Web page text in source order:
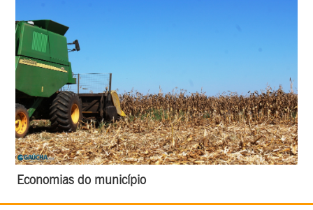
Economias do município